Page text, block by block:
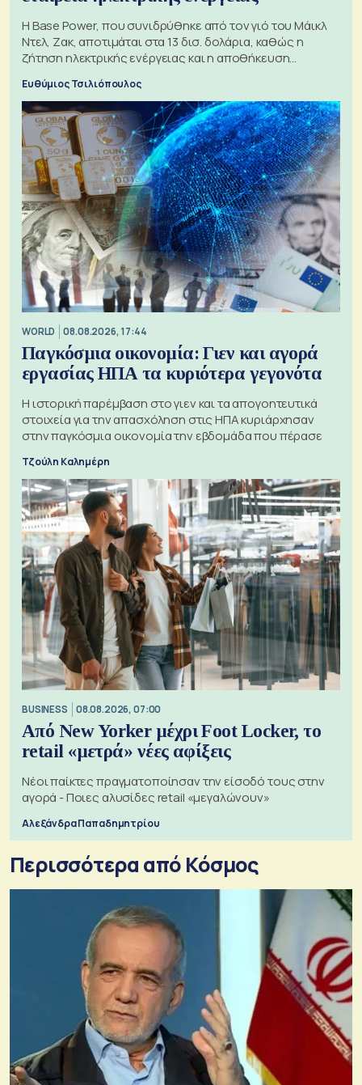
Η Base Power, που συνιδρύθηκε από τον γιό του Μάικλ
Ντελ, Ζακ, αποτιμάται στα 13 δισ. δολάρια, καθώς η
ζήτηση ηλεκτρικής ενέργειας και η αποθήκευση
Ευθύμιος Τσιλιόπουλος
WORLD 08.08.2026, 17:44
Παγκόσμια οικονομία: Γιεν και αγορά
εργασίας ΗΠΑ τα κυριότερα γεγονότα
Η ιστορική παρέμβαση στο γιεν και τα απογοητευτικά
στοιχεία για την απασχόληση στις ΗΠΑ κυριάρχησαν
στην παγκόσμια οικονομία την εβδομάδα που πέρασε
Τζούλη Καλημέρη
BUSINESS 08.08.2026, 07:00
Από New Yorker μέχρι Foot Locker, το
retail «μετρά» νέες αφίξεις
Νέοι παίκτες πραγματοποίησαν την είσοδό τους στην
αγορά - Ποιες αλυσίδες retail «μεγαλώνουν»
Αλεξάνδρα Παπαδημητρίου
Περισσότερα από Κόσμος